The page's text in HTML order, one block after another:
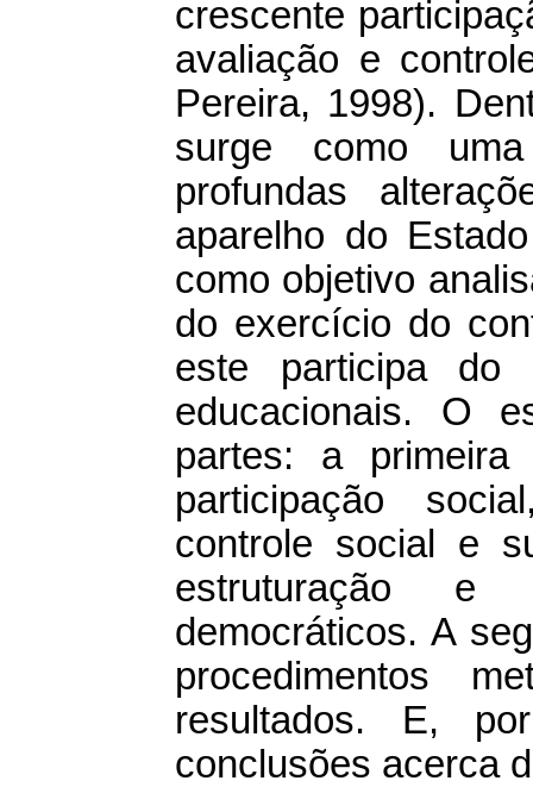
crescente
avaliação e
Pereira, 1998).
surge como
profundas
aparelho do
como objetivo
do exercício do
este participa do
educacionais. O
partes: a
participação
controle social e
estruturação e
democráticos. A
procedimentos
resultados. E,
conclusões acerca